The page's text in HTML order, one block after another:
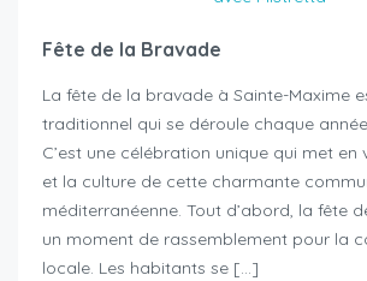
Fête de la Bravade
La fête de la bravade à Sainte-Maxime
traditionnel qui se déroule chaque
C’est une célébration unique qui met en
et la culture de cette charmante
méditerranéenne. Tout d’abord, la fête
un moment de rassemblement pour la
locale. Les habitants se […]